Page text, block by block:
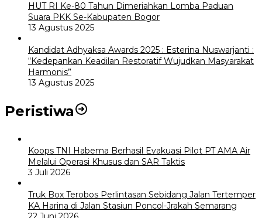
HUT RI Ke-80 Tahun Dimeriahkan Lomba Paduan
Suara PKK Se-Kabupaten Bogor
13 Agustus 2025
Kandidat Adhyaksa Awards 2025 : Esterina Nuswarjanti :
“Kedepankan Keadilan Restoratif Wujudkan Masyarakat
Harmonis”
13 Agustus 2025
Peristiwa
Koops TNI Habema Berhasil Evakuasi Pilot PT AMA Air
Melalui Operasi Khusus dan SAR Taktis
3 Juli 2026
Truk Box Terobos Perlintasan Sebidang Jalan Tertemper
KA Harina di Jalan Stasiun Poncol-Jrakah Semarang